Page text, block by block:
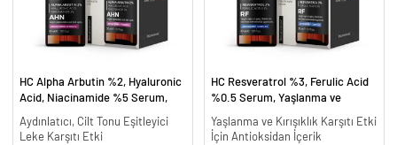
HC Alpha Arbutin %2, Hyaluronic
Acid, Niacinamide %5 Serum,
ml.
Aydınlatıcı, Cilt Tonu Eşitleyici
Leke Karşıtı Etki
HC Resveratrol %3, Ferulic Acid
%0.5 Serum, Yaşlanma ve
Yaşlanma ve Kırışıklık Karşıtı Etki
İçin Antioksidan İçerik